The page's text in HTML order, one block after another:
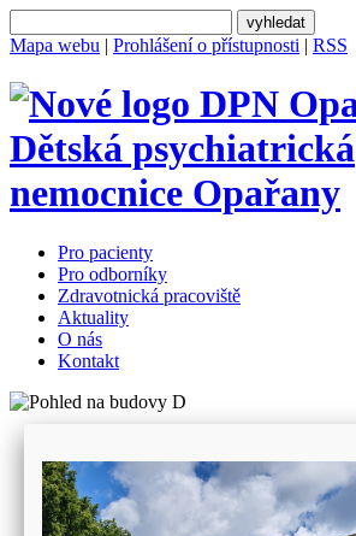
Mapa webu | Prohlášení o přístupnosti | RSS
Dětská psychiatrická
nemocnice Opařany
Pro pacienty
Pro odborníky
Zdravotnická pracoviště
Aktuality
O nás
Kontakt
Pro odborníky
Zdravotnická pracoviště
Aktuality
O nás